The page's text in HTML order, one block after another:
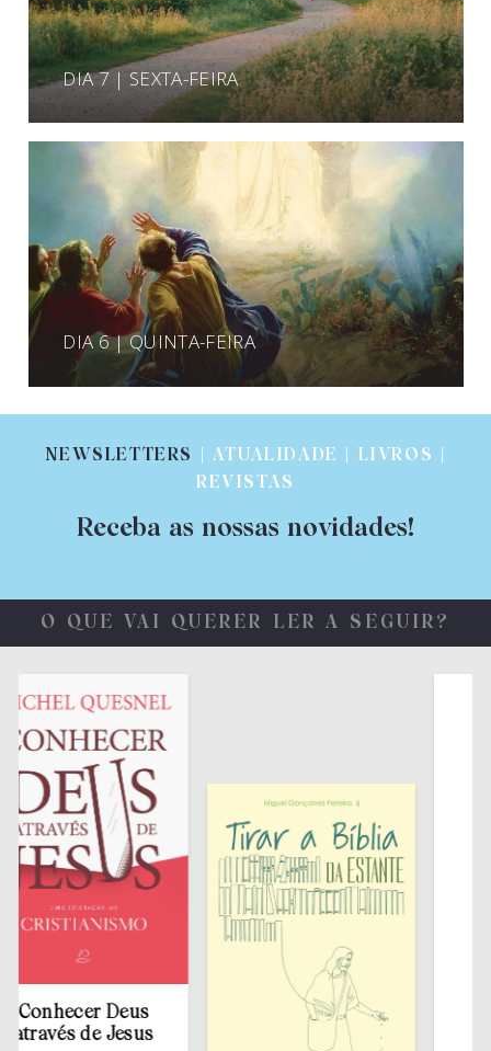
DIA 7 | SEXTA-FEIRA
DIA 6 | QUINTA-FEIRA
NEWSLETTERS
| ATUALIDADE | LIVROS |
REVISTAS
Receba as nossas novidades!
O QUE VAI QUERER LER A SEGUIR?
Deus
de Jesus